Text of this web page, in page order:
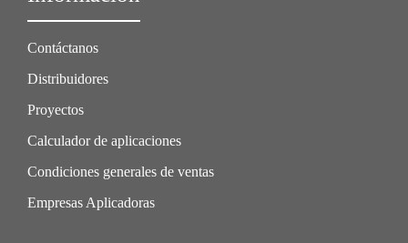
Contáctanos
Distribuidores
Proyectos
Calculador de aplicaciones
Condiciones generales de ventas
Empresas Aplicadoras